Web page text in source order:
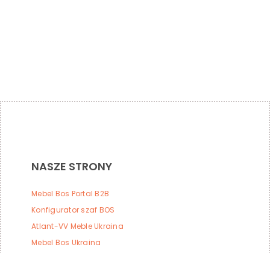
NASZE STRONY
Mebel Bos Portal B2B
Konfigurator szaf BOS
Atlant-VV Meble Ukraina
Mebel Bos Ukraina